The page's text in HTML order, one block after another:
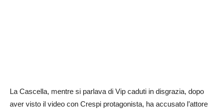
La Cascella, mentre si parlava di Vip caduti in disgrazia, dopo
aver visto il video con Crespi protagonista, ha accusato l’attore